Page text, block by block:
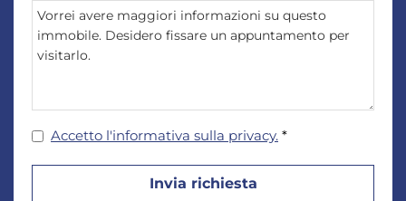
Accetto l'informativa sulla privacy. *